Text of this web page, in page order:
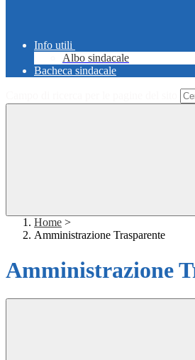
Info utili
Albo sindacale
Bacheca sindacale
Home >
Amministrazione Trasparente
Amministrazione